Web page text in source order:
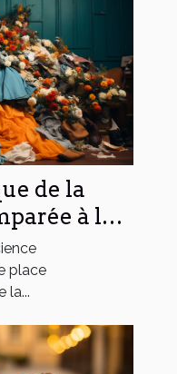
de la
à la
place
la...